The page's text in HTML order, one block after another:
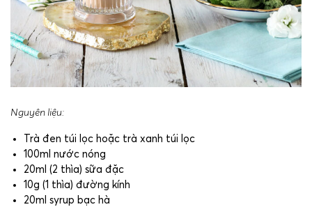
Nguyên liệu:
Trà đen túi lọc hoặc trà xanh túi lọc
100ml nước nóng
20ml (2 thìa) sữa đặc
10g (1 thìa) đường kính
20ml syrup bạc hà